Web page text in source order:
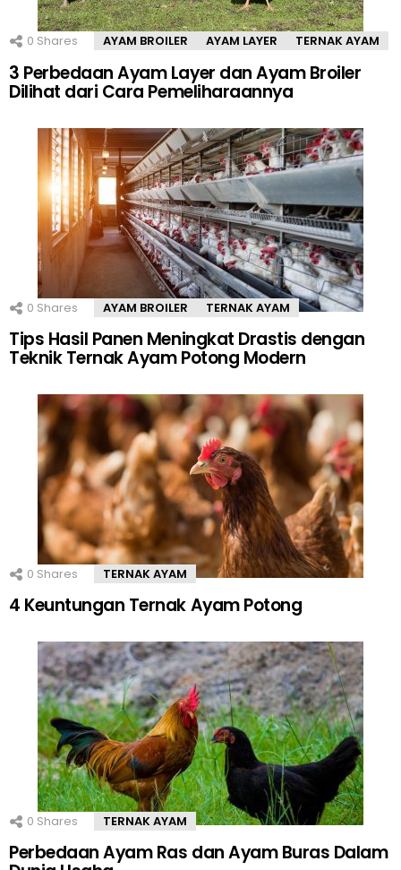
0 Shares AYAM BROILER AYAM LAYER TERNAK AYAM
3 Perbedaan Ayam Layer dan Ayam Broiler
Dilihat dari Cara Pemeliharaannya
0 Shares AYAM BROILER TERNAK AYAM
Tips Hasil Panen Meningkat Drastis dengan
Teknik Ternak Ayam Potong Modern
0 Shares TERNAK AYAM
4 Keuntungan Ternak Ayam Potong
0 Shares TERNAK AYAM
Perbedaan Ayam Ras dan Ayam Buras Dalam